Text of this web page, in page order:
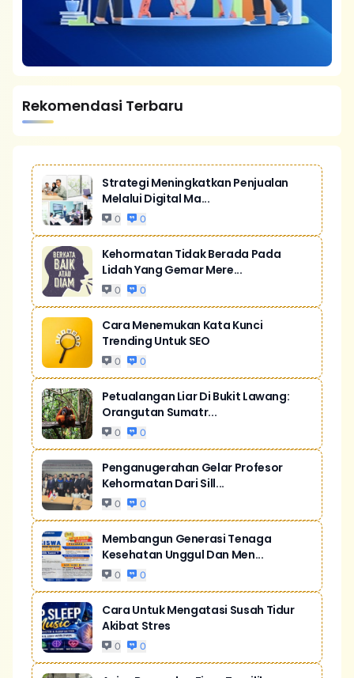
Rekomendasi Terbaru
Strategi Meningkatkan Penjualan
Melalui Digital Ma...
0 0
Kehormatan Tidak Berada Pada
Lidah Yang Gemar Mere...
0 0
Cara Menemukan Kata Kunci
Trending Untuk SEO
0 0
Petualangan Liar Di Bukit Lawang:
Orangutan Sumatr...
0 0
Penganugerahan Gelar Profesor
Kehormatan Dari Sill...
0 0
Membangun Generasi Tenaga
Kesehatan Unggul Dan Men...
0 0
Cara Untuk Mengatasi Susah Tidur
Akibat Stres
0 0